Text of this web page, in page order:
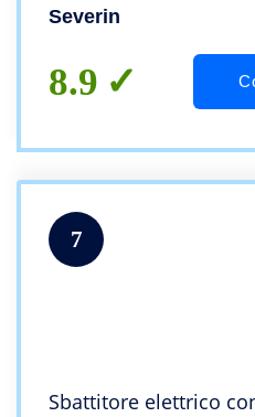
Severin
8.9
7
Sbattitore elettrico